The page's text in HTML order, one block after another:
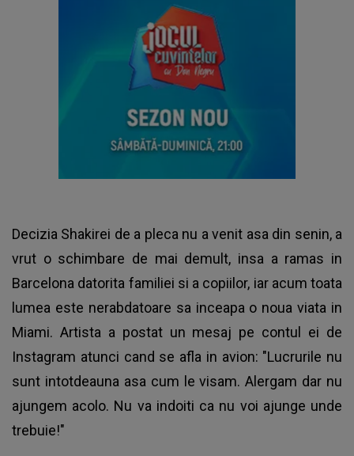
Decizia Shakirei de a pleca nu a venit asa din senin, a
vrut o schimbare de mai demult, insa a ramas in
Barcelona datorita familiei si a copiilor, iar acum toata
lumea este nerabdatoare sa inceapa o noua viata in
Miami. Artista a postat un mesaj pe contul ei de
Instagram atunci cand se afla in avion: "Lucrurile nu
sunt intotdeauna asa cum le visam. Alergam dar nu
ajungem acolo. Nu va indoiti ca nu voi ajunge unde
trebuie!"